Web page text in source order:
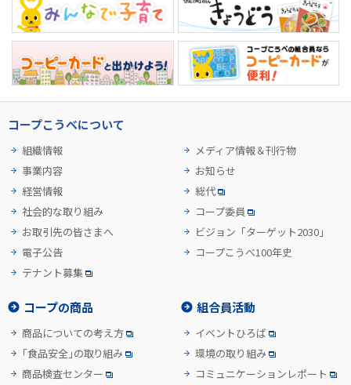
コープこうべについて
組織情報
事業内容
経営情報
社会的な取り組み
お取引先の皆さまへ
電子公告
テナント募集
メディア情報＆刊行物
お知らせ
総代
コープ委員
ビジョン「ターゲット2030」
コープこうべ100年史
コープの商品
商品についての考え方
「食品安全」の取り組み
商品検査センター
組合員活動
イベントひろば
環境の取り組み
コミュニケーションレポート